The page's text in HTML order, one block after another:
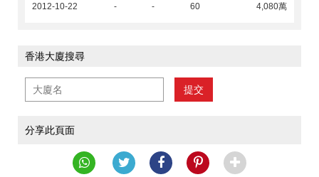
2012-10-22
- - 60 4,080萬
香港大廈搜尋
提交
分享此頁面